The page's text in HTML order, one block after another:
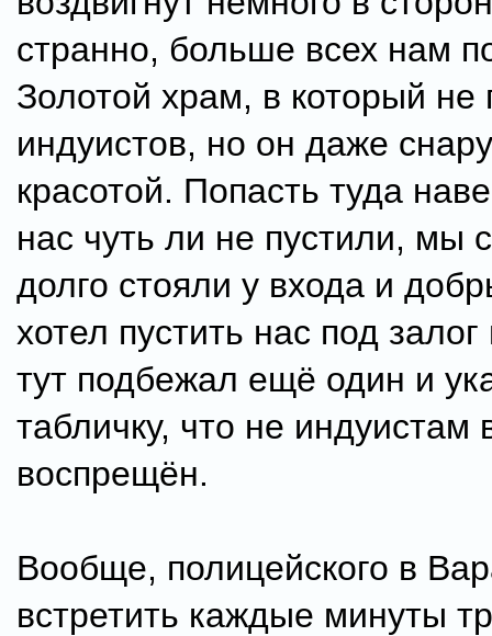
странно, больше всех нам
Золотой храм, в который не
индуистов, но он даже
красотой. Попасть туда
нас чуть ли не пустили, мы
долго стояли у входа и
хотел пустить нас под
тут подбежал ещё один и
табличку, что не индуистам
воспрещён.
Вообще, полицейского в
встретить каждые минуты